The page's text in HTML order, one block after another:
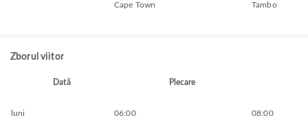
Cape Town
Tambo
Zborul viitor
Dată Plecare
luni
06:00
08:00